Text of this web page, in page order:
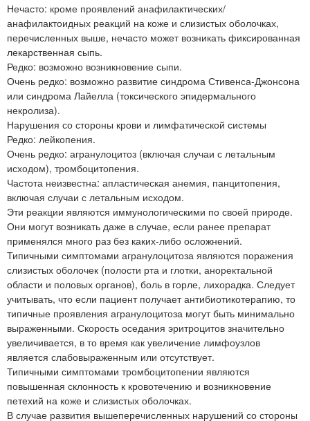
Нечасто: кроме проявлений анафилактических/
анафилактоидных реакций на коже и слизистых оболочках,
перечисленных выше, нечасто может возникать фиксированная
лекарственная сыпь.
Редко: возможно возникновение сыпи.
Очень редко: возможно развитие синдрома Стивенса-Джонсона
или синдрома Лайелла (токсического эпидермального
некролиза).
Нарушения со стороны крови и лимфатической системы
Редко: лейкопения.
Очень редко: агранулоцитоз (включая случаи с летальным
исходом), тромбоцитопения.
Частота неизвестна: апластическая анемия, панцитопения,
включая случаи с летальным исходом.
Эти реакции являются иммунологическими по своей природе.
Они могут возникать даже в случае, если ранее препарат
применялся много раз без каких-либо осложнений.
Типичными симптомами агранулоцитоза являются поражения
слизистых оболочек (полости рта и глотки, аноректальной
области и половых органов), боль в горле, лихорадка. Следует
учитывать, что если пациент получает антибиотикотерапию, то
типичные проявления агранулоцитоза могут быть минимально
выраженными. Скорость оседания эритроцитов значительно
увеличивается, в то время как увеличение лимфоузлов
является слабовыраженным или отсутствует.
Типичными симптомами тромбоцитопении являются
повышенная склонность к кровотечению и возникновение
петехий на коже и слизистых оболочках.
В случае развития вышеперечисленных нарушений со стороны